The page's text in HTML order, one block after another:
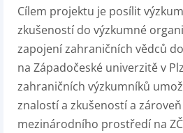
Cílem projektu je posílit
zkušeností do výzkumné
zapojení zahraničních vědců
na Západočeské univerzitě v
zahraničních výzkumníků
znalostí a zkušeností a
mezinárodního prostředí na